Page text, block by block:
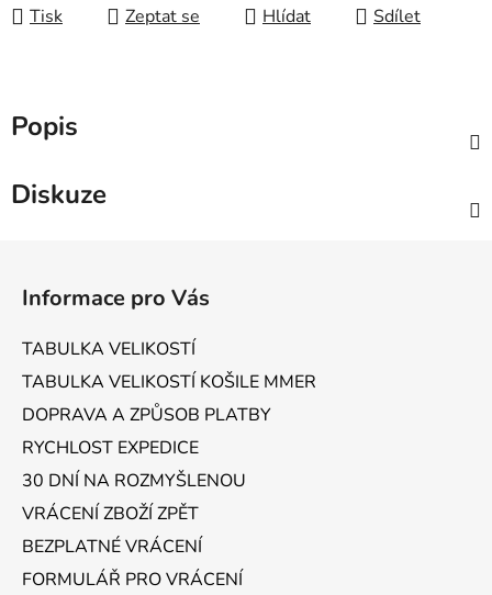
Tisk Zeptat se Hlídat Sdílet
Popis
Diskuze
Informace pro Vás
TABULKA VELIKOSTÍ
TABULKA VELIKOSTÍ KOŠILE MMER
DOPRAVA A ZPŮSOB PLATBY
RYCHLOST EXPEDICE
30 DNÍ NA ROZMYŠLENOU
VRÁCENÍ ZBOŽÍ ZPĚT
BEZPLATNÉ VRÁCENÍ
FORMULÁŘ PRO VRÁCENÍ